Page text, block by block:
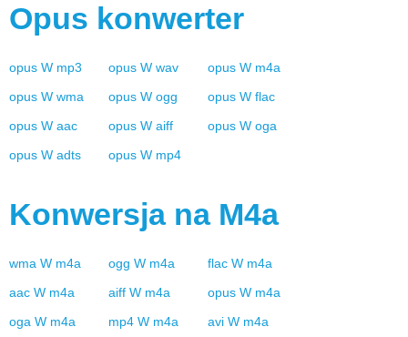
Opus konwerter
opus W mp3 opus W wav opus W m4a
opus W wma opus W ogg opus W flac
opus W aac opus W aiff opus W oga
opus W adts opus W mp4
Konwersja na M4a
wma W m4a ogg W m4a flac W m4a
aac W m4a aiff W m4a opus W m4a
oga W m4a mp4 W m4a avi W m4a